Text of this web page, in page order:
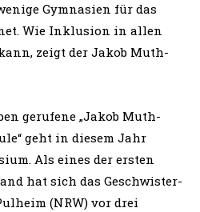
Gymnasien für das
Wie Inklusion in allen
zeigt der Jakob Muth-
gerufene „Jakob Muth-
geht in diesem Jahr
Als eines der ersten
hat sich das Geschwister-
(NRW) vor drei